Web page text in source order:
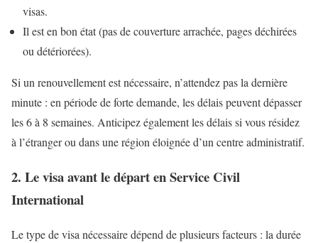
visas.
Il est en bon état (pas de couverture arrachée, pages déchirées
ou détériorées).
Si un renouvellement est nécessaire, n’attendez pas la dernière
minute : en période de forte demande, les délais peuvent dépasser
les 6 à 8 semaines. Anticipez également les délais si vous résidez
à l’étranger ou dans une région éloignée d’un centre administratif.
2. Le visa avant le départ en Service Civil
International
Le type de visa nécessaire dépend de plusieurs facteurs : la durée